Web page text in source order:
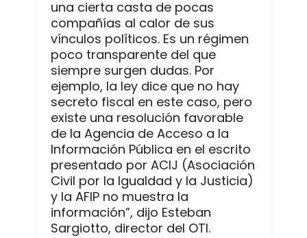
una cierta casta de pocas
compañías al calor de sus
vínculos políticos. Es un régimen
poco transparente del que
siempre surgen dudas. Por
ejemplo, la ley dice que no hay
secreto fiscal en este caso, pero
existe una resolución favorable
de la Agencia de Acceso a la
Información Pública en el escrito
presentado por ACIJ (Asociación
Civil por la Igualdad y la Justicia)
y la AFIP no muestra la
información”, dijo Esteban
Sargiotto, director del OTI.